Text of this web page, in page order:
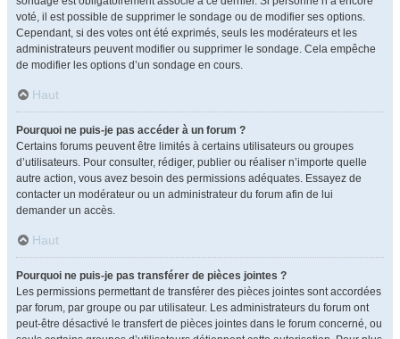
voté, il est possible de supprimer le sondage ou de modifier ses options.
Cependant, si des votes ont été exprimés, seuls les modérateurs et les
administrateurs peuvent modifier ou supprimer le sondage. Cela empêche
de modifier les options d’un sondage en cours.
Haut
Pourquoi ne puis-je pas accéder à un forum ?
Certains forums peuvent être limités à certains utilisateurs ou groupes
d’utilisateurs. Pour consulter, rédiger, publier ou réaliser n’importe quelle
autre action, vous avez besoin des permissions adéquates. Essayez de
contacter un modérateur ou un administrateur du forum afin de lui
demander un accès.
Haut
Pourquoi ne puis-je pas transférer de pièces jointes ?
Les permissions permettant de transférer des pièces jointes sont accordées
par forum, par groupe ou par utilisateur. Les administrateurs du forum ont
peut-être désactivé le transfert de pièces jointes dans le forum concerné, ou